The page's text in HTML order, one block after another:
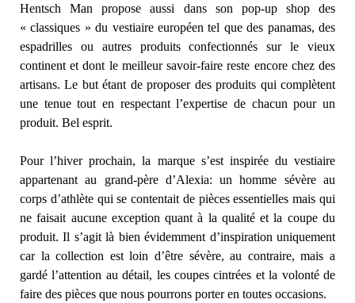
Hentsch Man propose aussi dans son pop-up shop des
« classiques » du vestiaire européen tel que des panamas, des
espadrilles ou autres produits confectionnés sur le vieux
continent et dont le meilleur savoir-faire reste encore chez des
artisans. Le but étant de proposer des produits qui complètent
une tenue tout en respectant l’expertise de chacun pour un
produit. Bel esprit.
Pour l’hiver prochain, la marque s’est inspirée du vestiaire
appartenant au grand-père d’Alexia: un homme sévère au
corps d’athlète qui se contentait de pièces essentielles mais qui
ne faisait aucune exception quant à la qualité et la coupe du
produit. Il s’agit là bien évidemment d’inspiration uniquement
car la collection est loin d’être sévère, au contraire, mais a
gardé l’attention au détail, les coupes cintrées et la volonté de
faire des pièces que nous pourrons porter en toutes occasions.